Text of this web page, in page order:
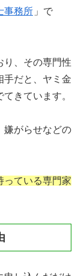
事務所 」で
り、その専門性
手だと、ヤミ金
きています。
嫌がらせなどの
っている専門家